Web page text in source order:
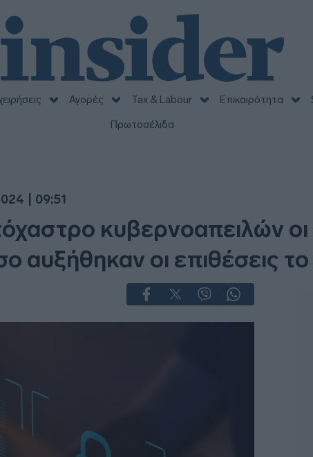
Αγορές Tax & Labour Επικαιρότητα
Πρωτοσέλιδα
| 09:51
κυβερνοαπειλών οι
αυξήθηκαν οι επιθέσεις